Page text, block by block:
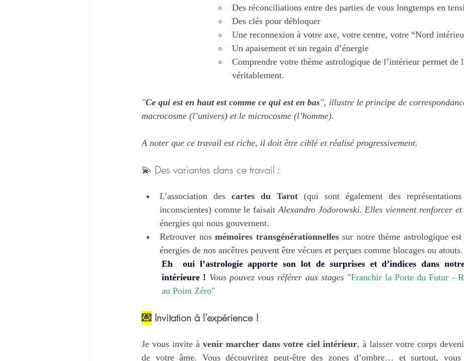
Des réconciliations entre des parties de vous longtemps en
Des clés pour débloquer
Une reconnexion à votre axe, votre centre, votre “Nord
Un apaisement et un regain d’énergie
Comprendre votre thème astrologique de l’intérieur permet de
véritablement.
"Ce qui est en haut est comme ce qui est en bas", illustre le principe de
macrocosme (l’univers) et le microcosme (l’homme).
A noter que ce travail est riche, il doit être ciblé et réalisé progressivement.
💫 Des variantes dans ce travail :
L’association des cartes du Tarot (qui sont également des
inconscientes) comme le faisait Alexandro Jodorowski. Elles viennent renforcer
énergies qui nous gouvernent.
Retrouver nos mémoires transgénérationnelles sur notre thème astrologique
énergies de nos ancêtres peuvent être vécues et perçues comme blocages ou atouts.
Eh  oui l’astrologie apporte son lot de surprises et d’indices dans
intérieure ! Vous pouvez vous référer aux stages "Franchir la Porte du Futur -
au Point Zéro"
💌 Invitation à l’expérience !
Je vous invite à venir marcher dans votre ciel intérieur, à laisser votre corps
de votre âme. Vous découvrirez peut-être des zones d’ombre… et surtout, vous